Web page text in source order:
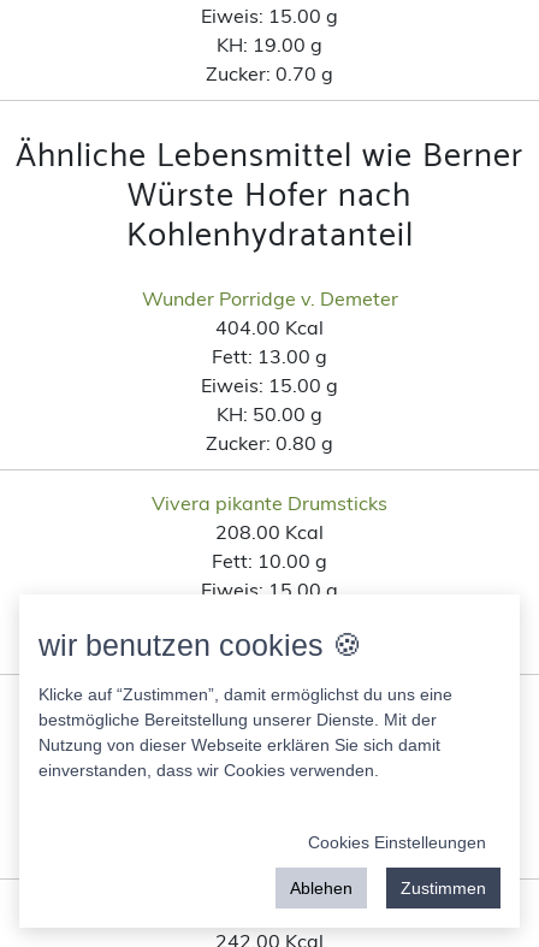
Eiweis: 15.00 g
KH: 19.00 g
Zucker: 0.70 g
Ähnliche Lebensmittel wie Berner
Würste Hofer nach
Kohlenhydratanteil
Wunder Porridge v. Demeter
404.00 Kcal
Fett: 13.00 g
Eiweis: 15.00 g
KH: 50.00 g
Zucker: 0.80 g
Vivera pikante Drumsticks
208.00 Kcal
Fett: 10.00 g
Eiweis: 15.00 g
Zucker:0.80 g
Be Keto Low-Carb Pizza Base
250.00 Kcal
Fett:10.00 g
1.00 g
Geflügel Wiener Käse
242.00 Kcal
wir benutzen cookies 🍪
Klicke auf “Zustimmen”, damit ermöglichst du uns eine
bestmögliche Bereitstellung unserer Dienste. Mit der
Nutzung von dieser Webseite erklären Sie sich damit
einverstanden, dass wir Cookies verwenden.
Cookies Einstelleungen
Ablehen Zustimmen